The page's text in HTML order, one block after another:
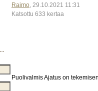
Raimo, 29.10.2021 11:31
Katsottu 633 kertaa
Puolivalmis Ajatus on